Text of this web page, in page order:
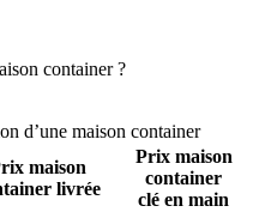
container ?
d’une maison container
maison
livrée
Prix maison
container
clé en main